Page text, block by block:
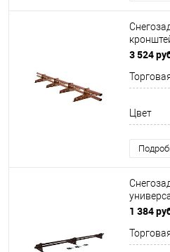
окрас
3 524
Цвет
3000мм
1 384